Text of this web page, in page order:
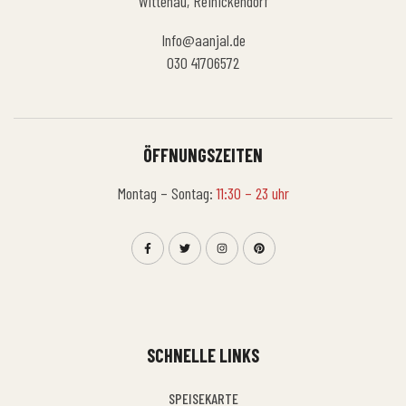
Info@aanjal.de
030 41706572
SCHNELLE LINKS
SPEISEKARTE
ÖFFNUNGSZEITEN
Montag – Sontag:11:30 – 23 uhr